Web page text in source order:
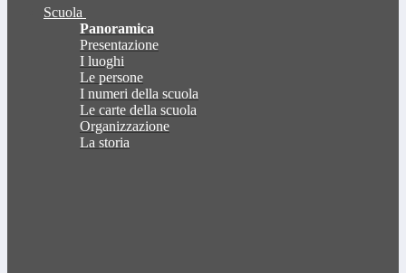
Scuola
Panoramica
Presentazione
I luoghi
Le persone
I numeri della scuola
Le carte della scuola
Organizzazione
La storia